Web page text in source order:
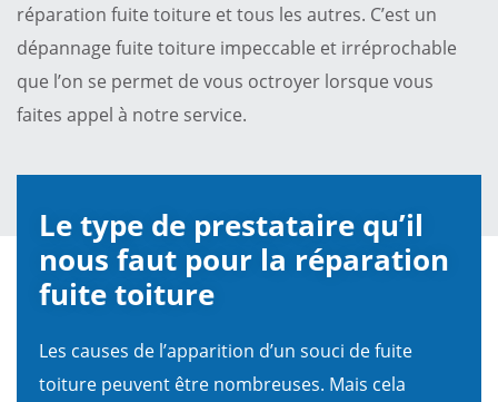
réparation fuite toiture et tous les autres. C’est un
dépannage fuite toiture impeccable et irréprochable
que l’on se permet de vous octroyer lorsque vous
faites appel à notre service.
Le type de prestataire qu’il
nous faut pour la réparation
fuite toiture
Les causes de l’apparition d’un souci de fuite
toiture peuvent être nombreuses. Mais cela